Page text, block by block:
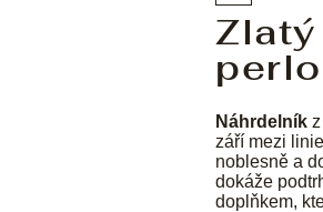
Náhrdelník
září mezi
noblesně a
dokáže
doplňkem,